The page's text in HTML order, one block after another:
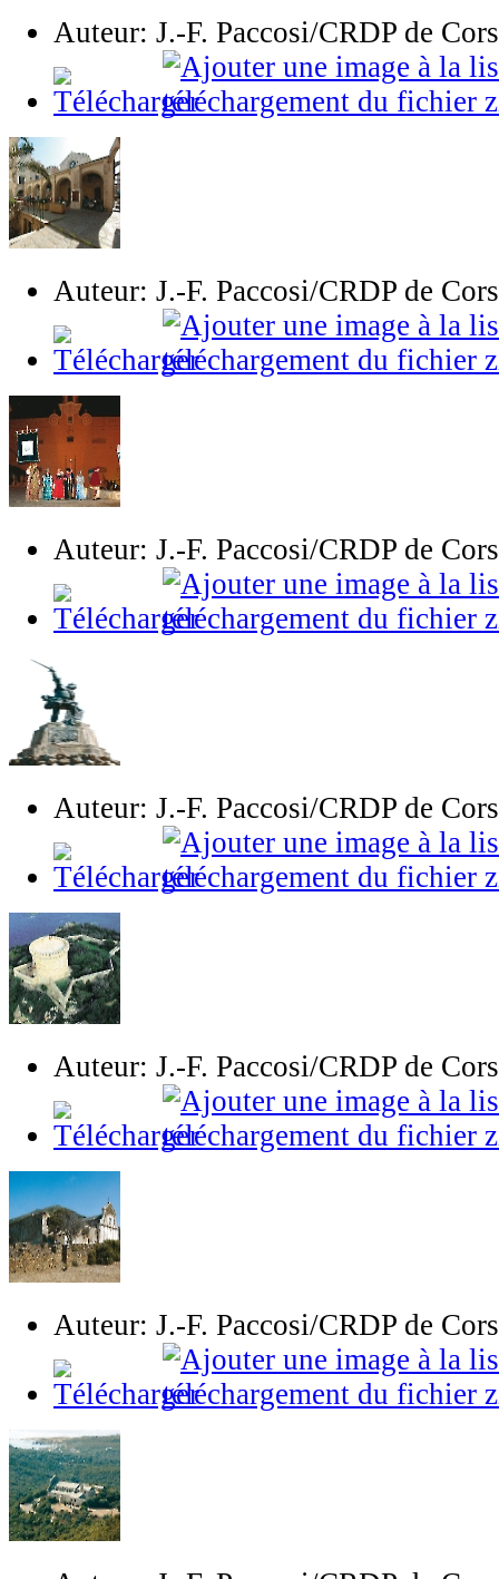
Auteur: J.-F. Paccosi/CRDP de
Auteur: J.-F. Paccosi/CRDP de
Auteur: J.-F. Paccosi/CRDP de
Auteur: J.-F. Paccosi/CRDP de
Auteur: J.-F. Paccosi/CRDP de
Auteur: J.-F. Paccosi/CRDP de